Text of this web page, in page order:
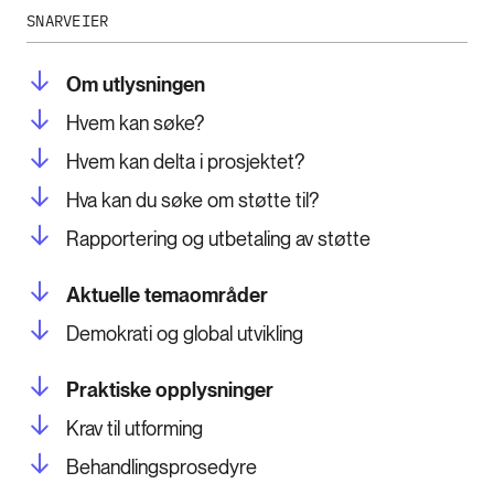
SNARVEIER
Om utlysningen
Hvem kan søke?
Hvem kan delta i prosjektet?
Hva kan du søke om støtte til?
Rapportering og utbetaling av støtte
Aktuelle temaområder
Demokrati og global utvikling
Praktiske opplysninger
Krav til utforming
Behandlingsprosedyre